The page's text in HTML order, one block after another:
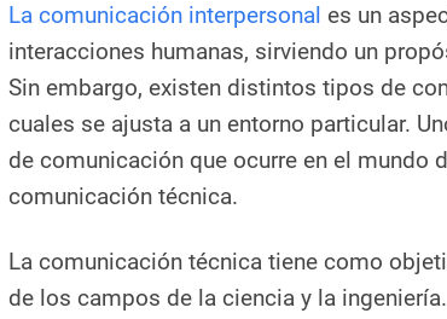
La comunicación interpersonal es un
interacciones humanas, sirviendo un
Sin embargo, existen distintos tipos de
cuales se ajusta a un entorno particular.
de comunicación que ocurre en el mundo
comunicación técnica.
La comunicación técnica tiene como
de los campos de la ciencia y la